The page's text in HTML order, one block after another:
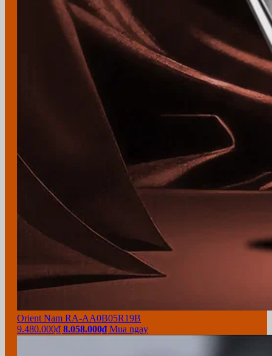
Orient Nam RA-AA0B05R19B
9.480.000₫ 8.058.000₫Mua ngay